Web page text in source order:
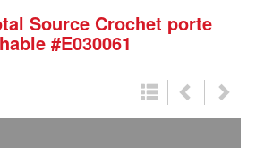
Source Crochet porte
#E030061